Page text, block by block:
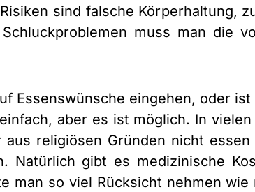
sind falsche Körperhaltung,
muss man die
Essenswünsche eingehen, oder
aber es ist möglich. In
religiösen Gründen nicht
Natürlich gibt es medizinische
man so viel Rücksicht nehmen